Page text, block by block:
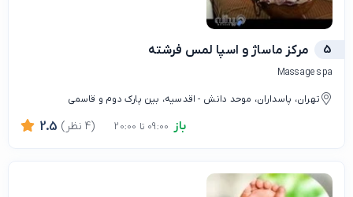
5 مرکز ماساژ و اسپا لمس فرشته
Massage spa
تهران، پاسداران، موحد دانش - اقدسیه، بین پارک دوم و قاسمی
باز 2.5 (4 نظر)